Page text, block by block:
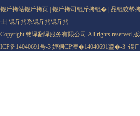
锟斤拷站锟斤拷页 锟斤拷司锟斤拷锟� 品锟狡帮
士 锟斤拷系锟斤拷锟斤拷
Copyright 铭译翻译服务有限公司 All rights reserved
ICP备14040691号-3 娌狪CP澶�14040691鍙�-3 锟